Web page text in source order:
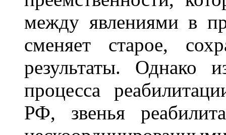
между явлениями в
сменяет старое,
результаты. Однако
процесса
РФ, звенья